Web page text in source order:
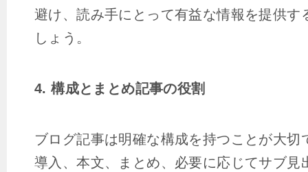
避け、読み手にとって有益な情報を提供す
しょう。
4. 構成とまとめ記事の役割
ブログ記事は明確な構成を持つことが大切
導入、本文、まとめ、必要に応じてサブ見